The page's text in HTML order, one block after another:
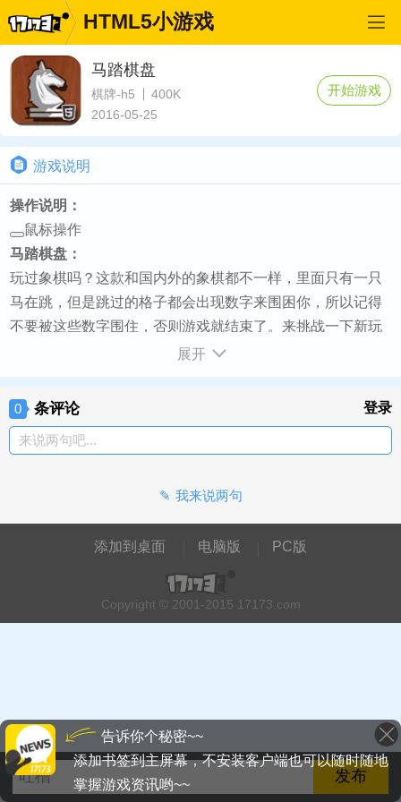
HTML5小游戏
马踏棋盘
棋牌-h5
400K
2016-05-25
开始游戏
游戏说明
操作说明：
鼠标操作
马踏棋盘：
玩过象棋吗？这款和国内外的象棋都不一样，里面只有一只
马在跳，但是跳过的格子都会出现数字来围困你，所以记得
不要被这些数字围住，否则游戏就结束了。来挑战一下新玩
游戏加载完毕点击[开始游戏] - 接着点击页面开始游戏
展开
0 条评论 登录
来说两句吧...
我来说两句
添加到桌面 电脑版 PC版
Copyright © 2001-2015 17173.com
告诉你个秘密~~
添加书签到主屏幕，不安装客户端也可以随时随地
掌握游戏资讯哟~~